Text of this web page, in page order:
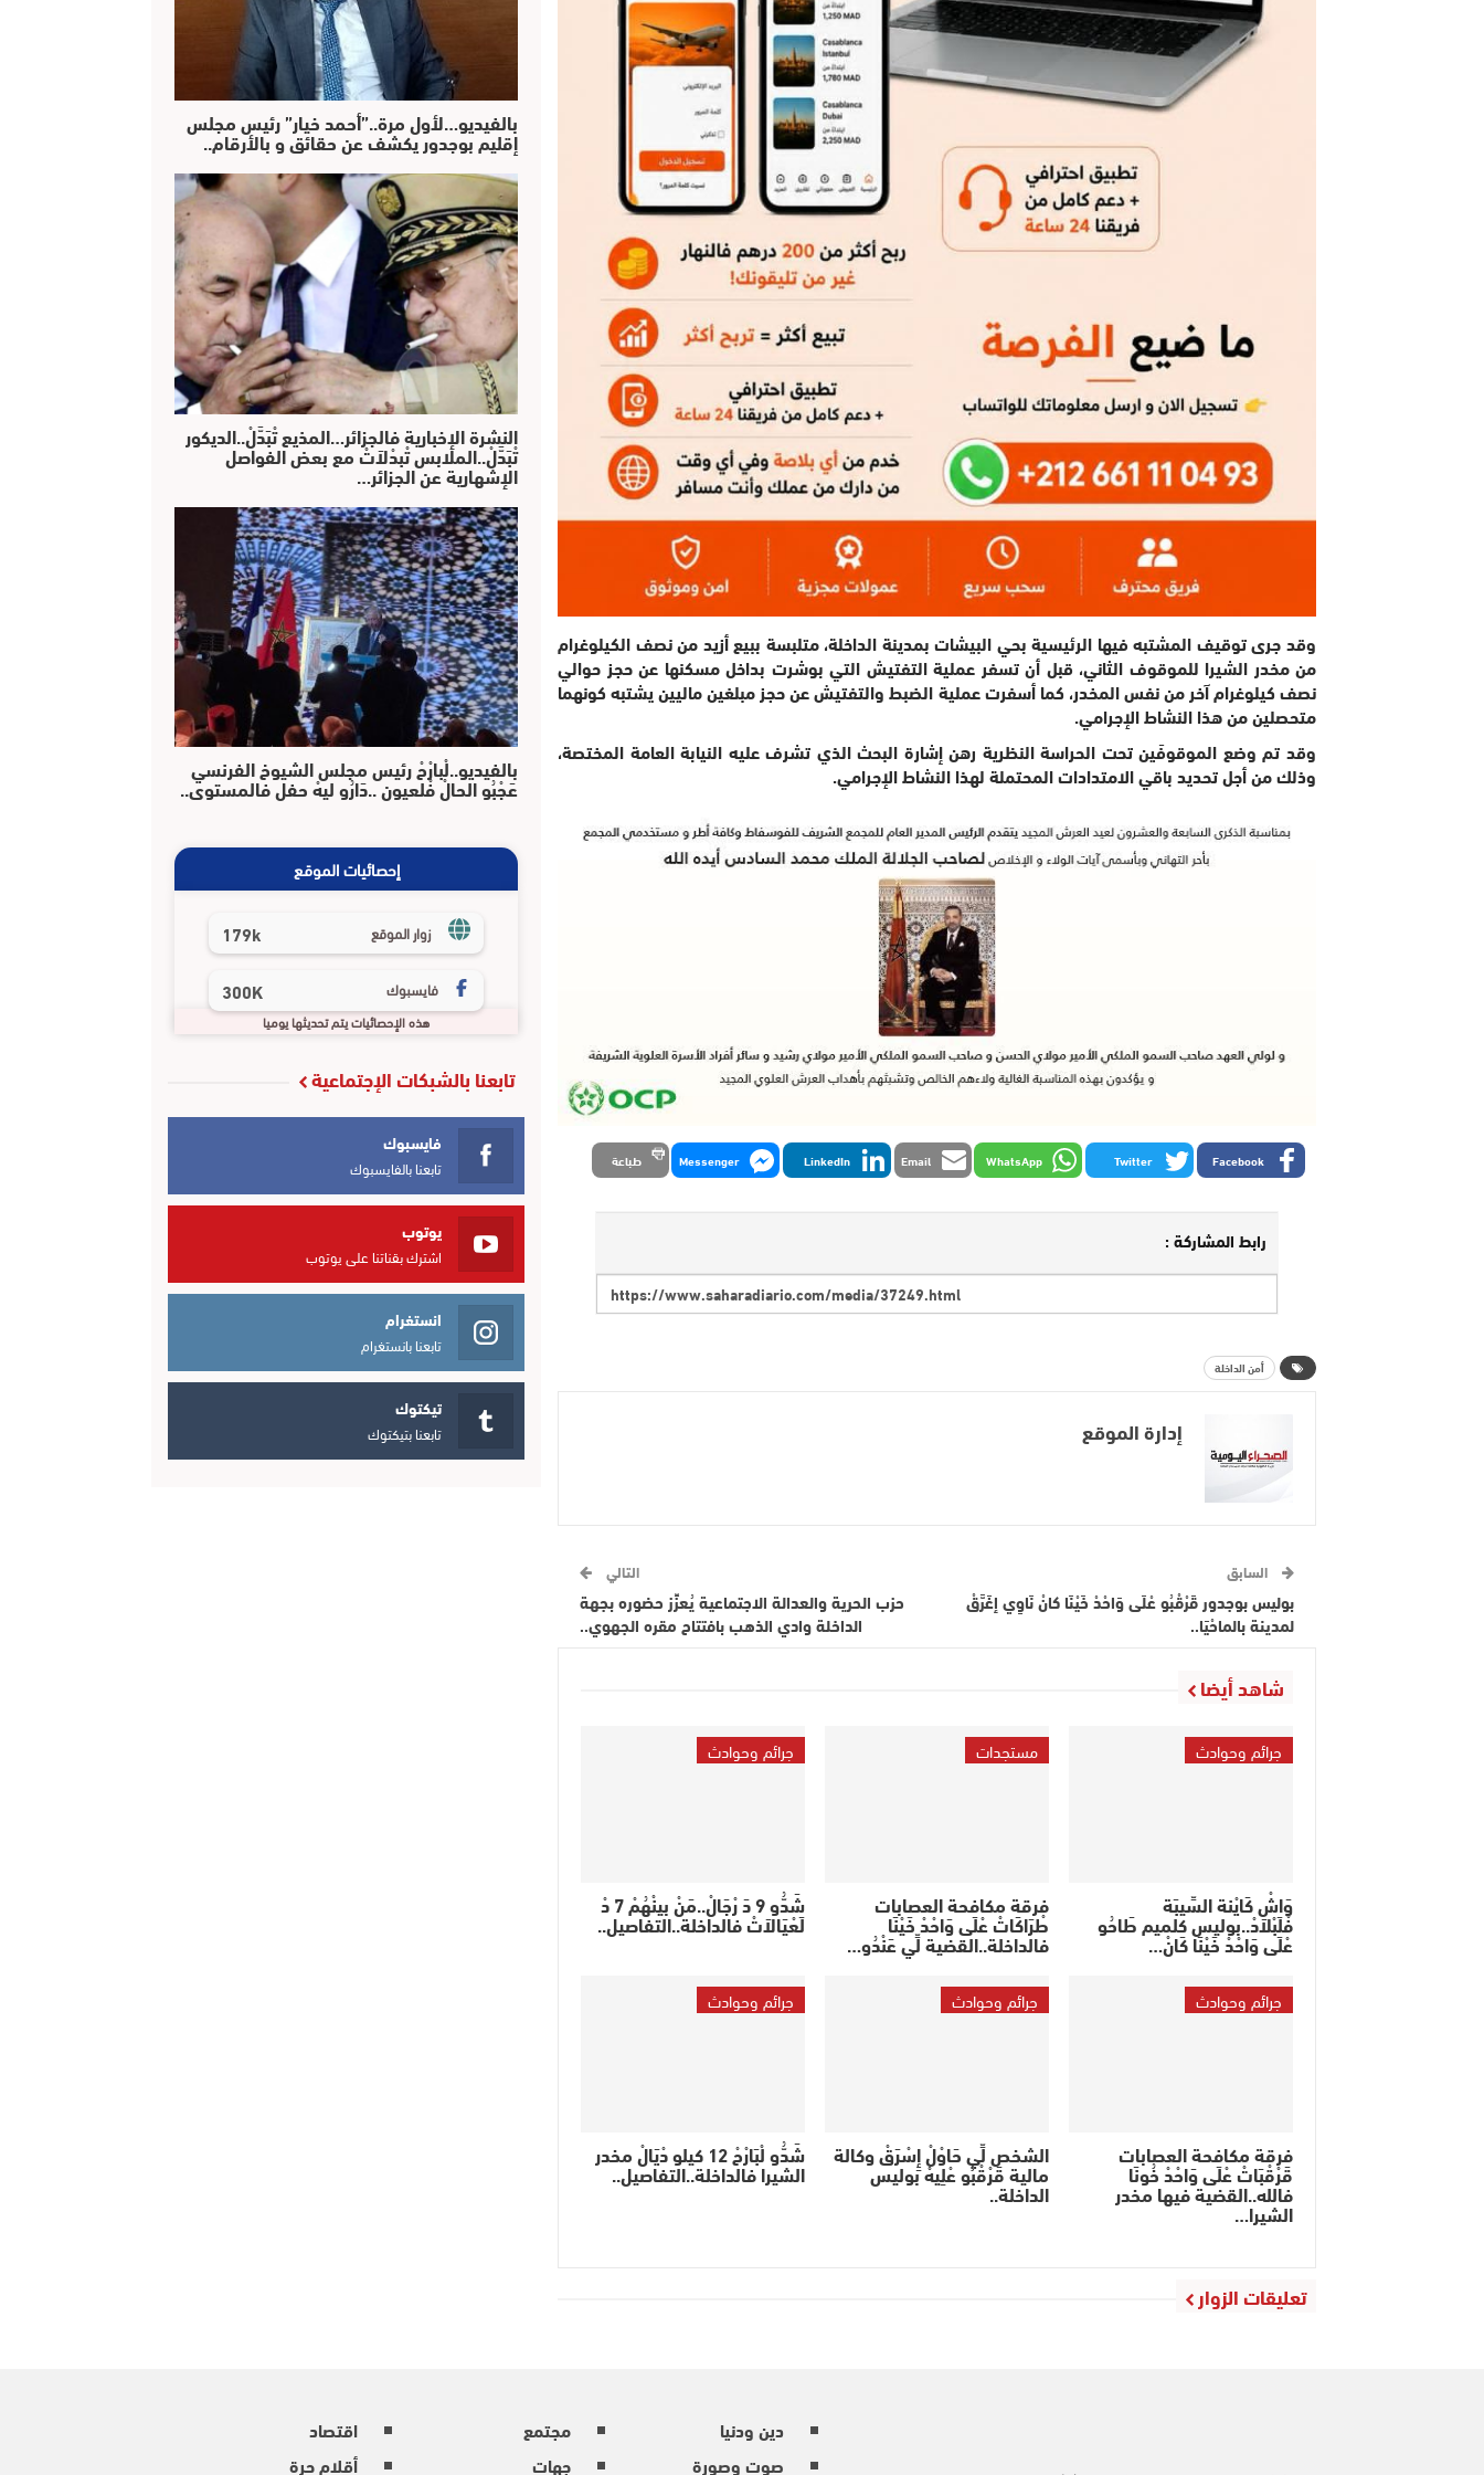
وقد جرى توقيف المشتبه فيها الرئيسية بحي البيشات بمدينة الداخلة، متلبسة ببيع أزيد من نصف الكيلوغرام
من مخدر الشيرا للموقوف الثاني، قبل أن تسفر عملية التفتيش التي بوشرت بداخل مسكنها عن حجز حوالي
نصف كيلوغرام آخر من نفس المخدر، كما أسفرت عملية الضبط والتفتيش عن حجز مبلغين ماليين يشتبه كونهما
متحصلين من هذا النشاط الإجرامي.
وقد تم وضع الموقوفَين تحت الحراسة النظرية رهن إشارة البحث الذي تشرف عليه النيابة العامة المختصة،
وذلك من أجل تحديد باقي الامتدادات المحتملة لهذا النشاط الإجرامي.
Facebook
Twitter
WhatsApp
Email
LinkedIn
Messenger طباعة
رابط المشاركة :
أمن الداخلة
إدارة الموقع
السابق
بوليس بوجدور قَرْقْبُو عْلَى وَاحْدْ خَيْنَا كانْ نَاوِي إغَرَّقْ
لمدينة بالماحْيَا..
التالي
حزب الحرية والعدالة الاجتماعية يُعزِّز حضوره بجهة
الداخلة وادي الذهب بافتتاح مقره الجهوي..
شاهد أيضا
جرائم وحوادث
وَاشْ كَايْنة السِّيبَة
فْلَبْلاَدْ..بوليس كلميم طَاحُو
عْلَى وَاحْدْ خَيْنَا كَانْ…
مستجدات
فرقة مكافحة العصابات
طْرَاكَاتْ عْلَى وَاحْدْ خَيْنَا
فالداخلة..القضية لِّي عَنْدُو…
جرائم وحوادث
شَدُّو 9 دَ رْجَالْ..مَنْ بينْهُمْ 7 دْ
لَعْيَالاَتْ فالداخلة..التفاصيل..
جرائم وحوادث
فرقة مكافحة العصابات
قَرْقْبَاتْ عْلَى وَاحْدْ خُونَا
فالله..القضية فيها مخدر
الشيرا…
جرائم وحوادث
الشخص لِّي حَاوْلْ إِسْرَقْ وكالة
مالية قَرْقْبُو عْلِيهْ بوليس
الداخلة..
جرائم وحوادث
شَدُّو لْبَارْحْ 12 كيلو دْيَالْ مخدر
الشيرا فالداخلة..التفاصيل..
تعليقات الزوار
بالفيديو…لأول مرة..”أحمد خيار” رئيس مجلس
إقليم بوجدور يكشف عن حقائق و بالأرقام..
النشرة الإخبارية فالجزائر…المذيع تْبَدَّلْ..الديكور
تْبَدَّلْ..الملابس تْبدْلاَتْ مع بعض الفواصل
الإشهارية عن الجزائر…
بالفيديو..لْبارْحْ رئيس مجلس الشيوخ الفرنسي
عَجْبُو الحالْ فْلعيون ..دَارُو ليهْ حفل فالمستوى..
إحصائيات الموقع
زوار الموقع 179k
فايسبوك 300K
هذه الإحصائيات يتم تحديثها يوميا
تابعنا بالشبكات الإجتماعية
فايسبوك
تابعنا بالفايسبوك
يوتوب
اشترك بقناتنا على يوتوب
انستغرام
تابعنا بانستغرام
تيكتوك
تابعنا بتيكتوك
دين ودنيا
صوت وصورة
مجتمع
جهات
اقتصاد
أقلام حرة